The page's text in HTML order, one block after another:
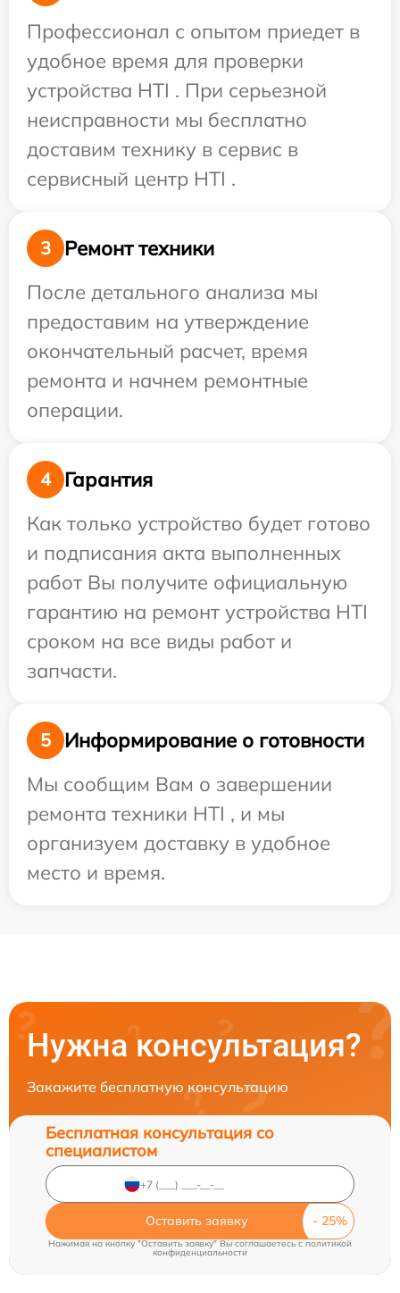
Профессионал с опытом приедет в
удобное время для проверки
устройства HTI . При серьезной
неисправности мы бесплатно
доставим технику в сервис в
сервисный центр HTI .
3
Ремонт техники
После детального анализа мы
предоставим на утверждение
окончательный расчет, время
ремонта и начнем ремонтные
операции.
4
Гарантия
Как только устройство будет готово
и подписания акта выполненных
работ Вы получите официальную
гарантию на ремонт устройства HTI
сроком на все виды работ и
запчасти.
5
Информирование о готовности
Мы сообщим Вам о завершении
ремонта техники HTI , и мы
организуем доставку в удобное
место и время.
Нужна консультация?
Закажите бесплатную консультацию
Бесплатная консультация со
специалистом
Оставить заявку
Нажимая на кнопку "Оставить заявку" Вы соглашаетесь cполитикой
конфиденциальности